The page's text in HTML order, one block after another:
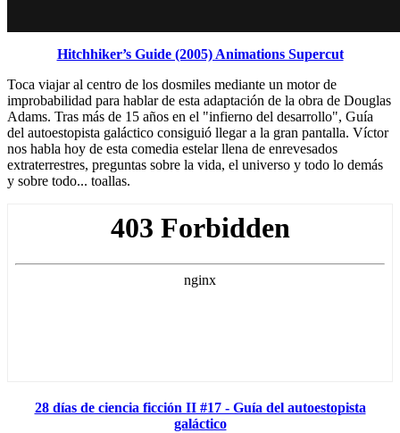
Hitchhiker’s Guide (2005) Animations Supercut
Toca viajar al centro de los dosmiles mediante un motor de
improbabilidad para hablar de esta adaptación de la obra de Douglas
Adams. Tras más de 15 años en el "infierno del desarrollo", Guía
del autoestopista galáctico consiguió llegar a la gran pantalla. Víctor
nos habla hoy de esta comedia estelar llena de enrevesados
extraterrestres, preguntas sobre la vida, el universo y todo lo demás
y sobre todo... toallas.
28 días de ciencia ficción II #17 - Guía del autoestopista
galáctico